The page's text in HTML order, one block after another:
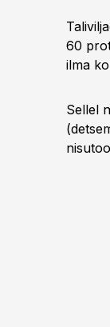
60
ilma
Sellel